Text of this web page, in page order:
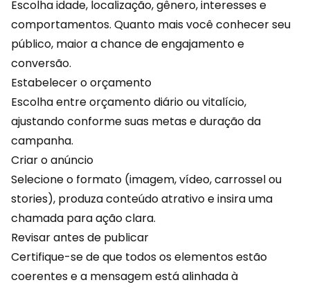
Escolha idade, localização, gênero, interesses e
comportamentos. Quanto mais você conhecer seu
público, maior a chance de engajamento e
conversão.
Estabelecer o orçamento
Escolha entre orçamento diário ou vitalício,
ajustando conforme suas metas e duração da
campanha.
Criar o anúncio
Selecione o formato (imagem, vídeo, carrossel ou
stories), produza conteúdo atrativo e insira uma
chamada para ação clara.
Revisar antes de publicar
Certifique-se de que todos os elementos estão
coerentes e a mensagem está alinhada à